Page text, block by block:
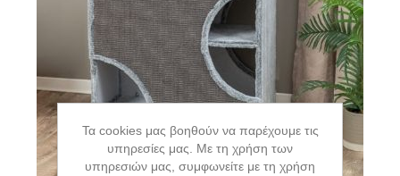
Τα cookies μας βοηθούν να παρέχουμε τις
υπηρεσίες μας. Με τη χρήση των
υπηρεσιών μας, συμφωνείτε με τη χρήση